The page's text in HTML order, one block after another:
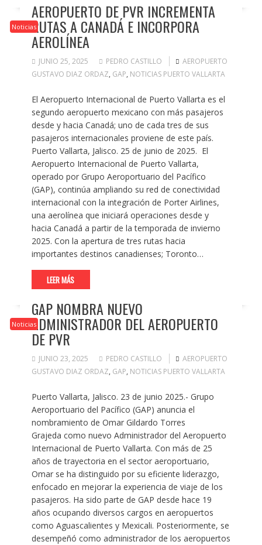
Noticias
AEROPUERTO DE PVR INCREMENTA
RUTAS A CANADÁ E INCORPORA
AEROLÍNEA
JUNIO 25, 2025 PEDRO CASTILLO
AEROPUERTO
GUSTAVO DIAZ ORDAZ, GAP, NOTICIAS PUERTO VALLARTA
El Aeropuerto Internacional de Puerto Vallarta es el
segundo aeropuerto mexicano con más pasajeros
desde y hacia Canadá; uno de cada tres de sus
pasajeros internacionales proviene de este país.
Puerto Vallarta, Jalisco. 25 de junio de 2025. El
Aeropuerto Internacional de Puerto Vallarta,
operado por Grupo Aeroportuario del Pacífico
(GAP), continúa ampliando su red de conectividad
internacional con la integración de Porter Airlines,
una aerolínea que iniciará operaciones desde y
hacia Canadá a partir de la temporada de invierno
2025. Con la apertura de tres rutas hacia
importantes destinos canadienses; Toronto…
LEER MÁS
Noticias
GAP NOMBRA NUEVO
ADMINISTRADOR DEL AEROPUERTO
DE PVR
JUNIO 23, 2025 PEDRO CASTILLO
AEROPUERTO
GUSTAVO DIAZ ORDAZ, GAP, NOTICIAS PUERTO VALLARTA
Puerto Vallarta, Jalisco. 23 de junio 2025.- Grupo
Aeroportuario del Pacífico (GAP) anuncia el
nombramiento de Omar Gildardo Torres
Grajeda como nuevo Administrador del Aeropuerto
Internacional de Puerto Vallarta. Con más de 25
años de trayectoria en el sector aeroportuario,
Omar se ha distinguido por su eficiente liderazgo,
enfocado en mejorar la experiencia de viaje de los
pasajeros. Ha sido parte de GAP desde hace 19
años ocupando diversos cargos en aeropuertos
como Aguascalientes y Mexicali. Posteriormente, se
desempeñó como administrador de los aeropuertos